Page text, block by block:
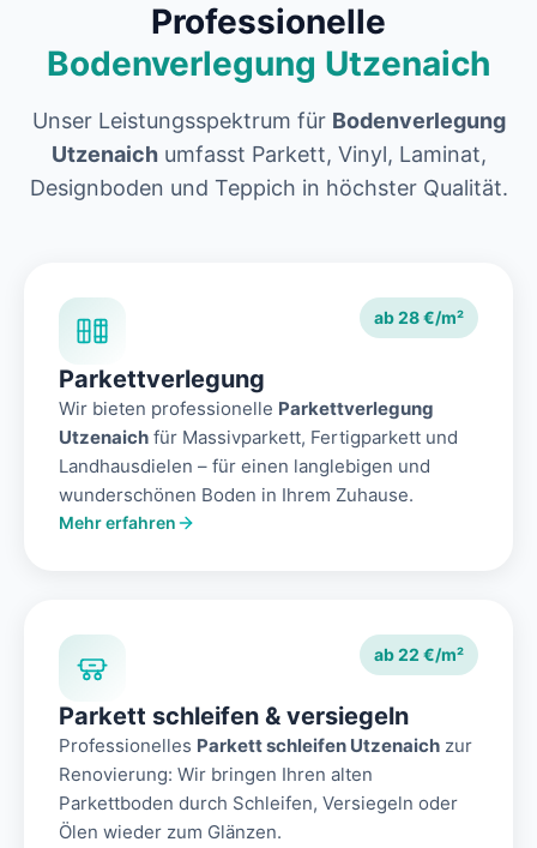
Professionelle
Bodenverlegung Utzenaich
Unser Leistungsspektrum für Bodenverlegung
Utzenaichumfasst Parkett, Vinyl, Laminat,
Designboden und Teppich in höchster Qualität.
ab 28 €/m²
Parkettverlegung
Wir bieten professionelle Parkettverlegung
Utzenaich für Massivparkett, Fertigparkett und
Landhausdielen – für einen langlebigen und
wunderschönen Boden in Ihrem Zuhause.
Mehr erfahren
ab 22 €/m²
Parkett schleifen & versiegeln
Professionelles Parkett schleifen Utzenaich zur
Renovierung: Wir bringen Ihren alten
Parkettboden durch Schleifen, Versiegeln oder
Ölen wieder zum Glänzen.